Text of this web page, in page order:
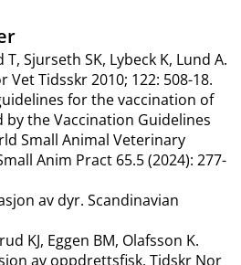
Sjurseth SK, Lybeck K, Lund A.
Vet Tidsskr 2010; 122: 508-18.
for the vaccination of
the Vaccination Guidelines
Small Animal Veterinary
Anim Pract 65.5 (2024): 277-
av dyr. Scandinavian
KJ, Eggen BM, Olafsson K.
av oppdrettsfisk. Tidskr Nor